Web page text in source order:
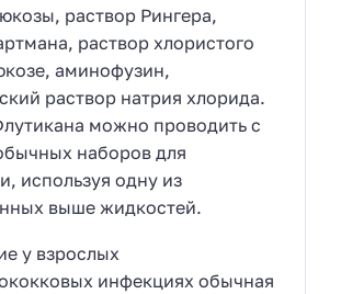
раствор Рингера,
раствор хлористого
аминофузин,
раствор натрия хлорида.
можно проводить с
наборов для
используя одну из
выше жидкостей.
у взрослых
инфекциях обычная